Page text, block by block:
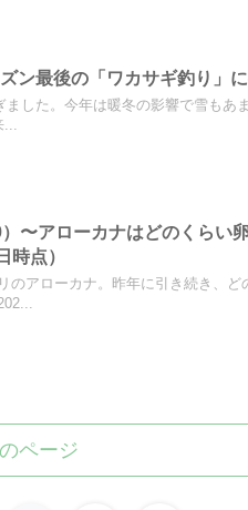
ン最後の「ワカサギ釣り」
した。今年は暖冬の影響で雪もあ
...
〜アローカナはどのくらい
時点）
のアローカナ。昨年に引き続き、
ページ